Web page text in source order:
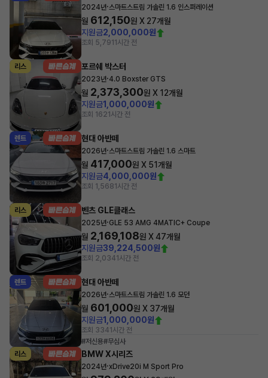
2024년·스마트스트림 가솔린 1.6 인스퍼레이션
월 612,150원 X 27개월
지원금2,000,000원
조회 5,791 1시간 전
리스 포르쉐 박스터
2023년·4.0 Boxster GTS
월 2,373,300원 X 12개월
지원금1,000,000원
조회 1621시간 전
렌트 현대 아반떼
2026년·스마트스트림 가솔린 1.6 스마트
월 417,000원 X 51개월
지원금4,000,000원
조회 1,5681시간 전
리스 벤츠 GLE클래스
2025년·GLE 53 AMG 4MATIC+ Coupe
월 2,169,108원 X47개월
지원금39,224,500원
조회 2,0341시간 전
렌트 현대 아반떼
2026년·스마트스트림 가솔린 1.6 모던
월 601,000원 X 37개월
지원금1,000,000원
조회 3341시간 전
#저신용#무심사
리스
BMW X시리즈
2024년·xDrive20i M Sport Pro